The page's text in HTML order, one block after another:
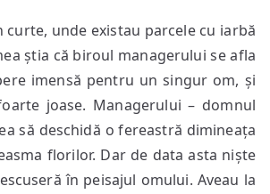
unde existau parcele cu iarbă
știa că biroul managerului se afla
imensă pentru un singur om, și
joase. Managerului – domnul
să deschidă o fereastră dimineața
florilor. Dar de data asta niște
în peisajul omului. Aveau la